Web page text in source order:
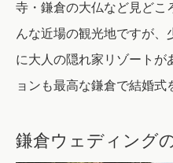
寺・鎌倉の大仏など見どこ
んな近場の観光地ですが、
に大人の隠れ家リゾートが
ョンも最高な鎌倉で結婚式
鎌倉ウェディング